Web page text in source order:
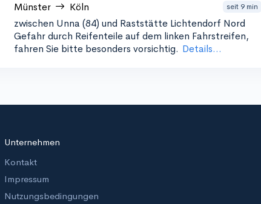
Münster Köln seit 9 min
zwischen Unna (84) und Raststätte Lichtendorf Nord
Gefahr durch Reifenteile auf dem linken Fahrstreifen,
fahren Sie bitte besonders vorsichtig. Details...
Unternehmen
Kontakt
Impressum
Nutzungsbedingungen